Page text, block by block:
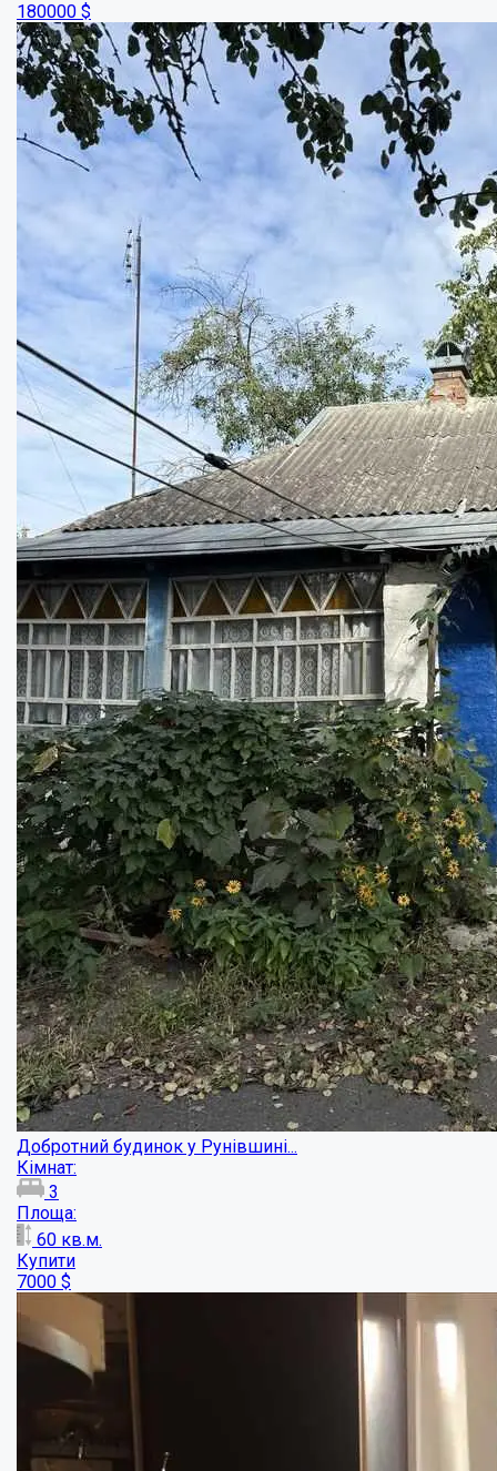
Добротний будинок у Рунівшині...
Купити
7000
Частина будинку з окремим двором...
Кімнат:
2
Площа:
38.5кв.м.
Купити
$